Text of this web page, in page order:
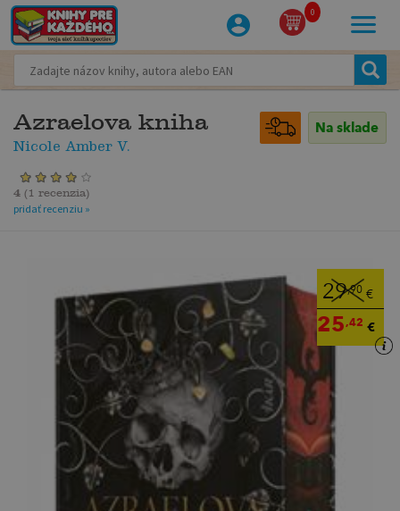
0
Azraelova kniha
Nicole Amber V.
Na sklade
4 ( 1 recenzia)
pridať recenziu »
29,90 €
25,42 €